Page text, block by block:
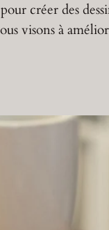
créer des
visons à